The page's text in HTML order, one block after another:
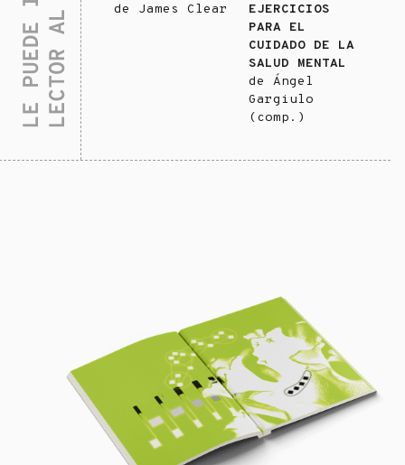
de James Clear
EJERCICIOS
PARA EL
CUIDADO DE LA
SALUD MENTAL
de Ángel
Gargiulo
(comp.)